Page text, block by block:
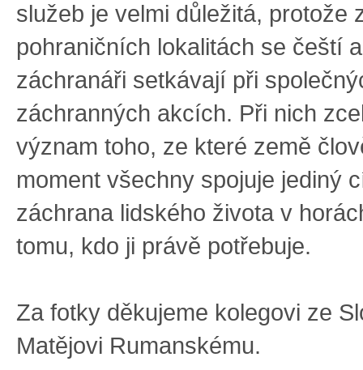
služeb je velmi důležitá, protože
pohraničních lokalitách se čeští
záchranáři setkávají při
záchranných akcích. Při nich
význam toho, ze které země
moment všechny spojuje jediný
záchrana lidského života v
tomu, kdo ji právě potřebuje.
Za fotky děkujeme kolegovi ze
Matějovi Rumanskému.